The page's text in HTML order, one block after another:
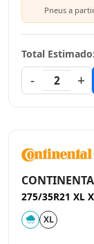
Pneus a
Total Estimado:
-
2 +
275/35R21 XL
XL